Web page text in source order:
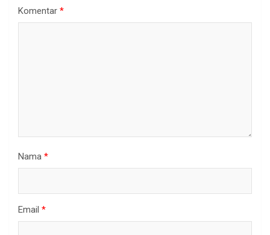
Komentar *
Nama *
Email *